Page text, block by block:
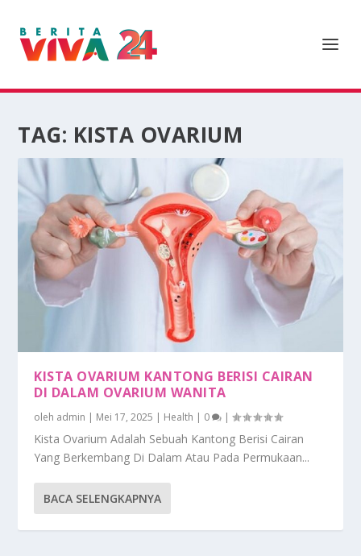
TAG: KISTA OVARIUM
KISTA OVARIUM KANTONG BERISI CAIRAN
DI DALAM OVARIUM WANITA
oleh admin | Mei 17, 2025 | Health | 0 |
Kista Ovarium Adalah Sebuah Kantong Berisi Cairan
Yang Berkembang Di Dalam Atau Pada Permukaan...
BACA SELENGKAPNYA